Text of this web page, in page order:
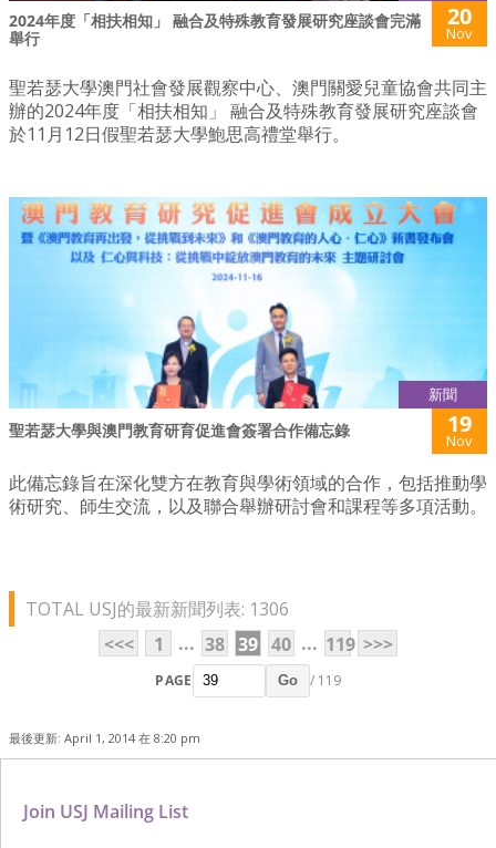
2024年度「相扶相知」 融合及特殊教育發展研究座談會完滿
舉行
20
Nov
聖若瑟大學澳門社會發展觀察中心、澳門關愛兒童協會共同主
辦的2024年度「相扶相知」 融合及特殊教育發展研究座談會
於11月12日假聖若瑟大學鮑思高禮堂舉行。
新聞
聖若瑟大學與澳門教育研育促進會簽署合作備忘錄 19
Nov
此備忘錄旨在深化雙方在教育與學術領域的合作，包括推動學
術研究、師生交流，以及聯合舉辦研討會和課程等多項活動。
TOTAL USJ的最新新聞列表: 1306
<<<
1 ... 38 39 40 ... 119 >>>
PAGE Go / 119
最後更新: April 1, 2014 在 8:20 pm
Join USJ Mailing List